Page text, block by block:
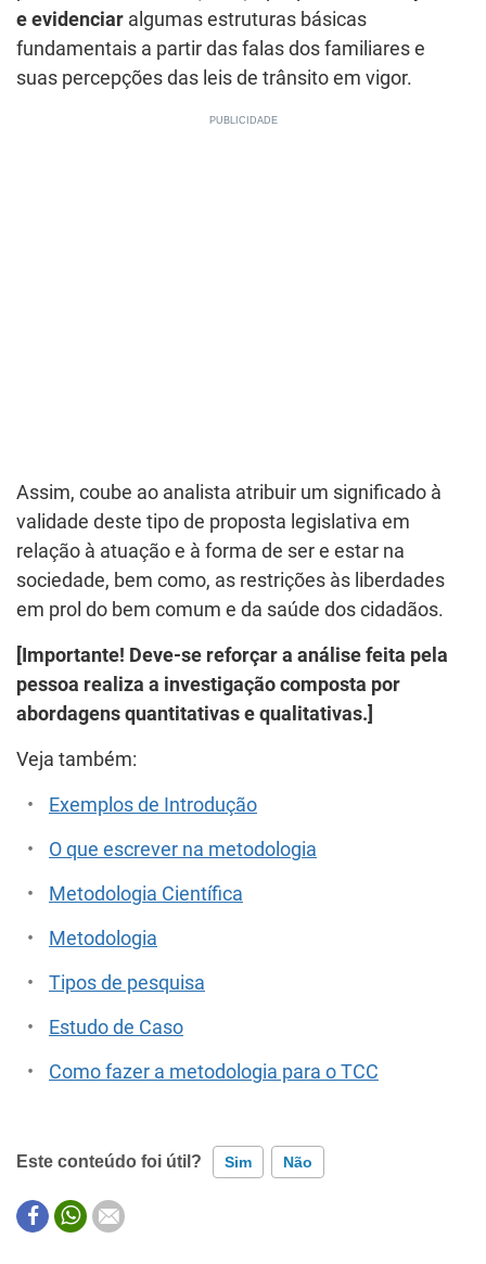
e evidenciar algumas estruturas básicas
fundamentais a partir das falas dos familiares e
suas percepções das leis de trânsito em vigor.
Assim, coube ao analista atribuir um significado à
validade deste tipo de proposta legislativa em
relação à atuação e à forma de ser e estar na
sociedade, bem como, as restrições às liberdades
em prol do bem comum e da saúde dos cidadãos.
[Importante! Deve-se reforçar a análise feita pela
pessoa realiza a investigação composta por
abordagens quantitativas e qualitativas.]
Veja também:
Exemplos de Introdução
O que escrever na metodologia
Metodologia Científica
Metodologia
Tipos de pesquisa
Estudo de Caso
Como fazer a metodologia para o TCC
Este conteúdo foi útil? Sim Não